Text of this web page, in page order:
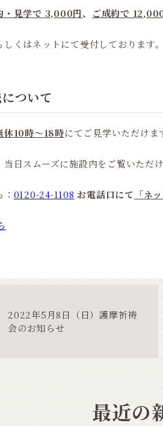
・見学で 3,000円、 ご成約で
くはネットにて受付しております。
ついて
休10時〜18時にてご見学いただけ
日スムーズに施設内をご覧いただけ
0120-24-1108 お電話口にて 「ネ
2022年5月8日（日）護摩祈祷
会のお知らせ
最近の